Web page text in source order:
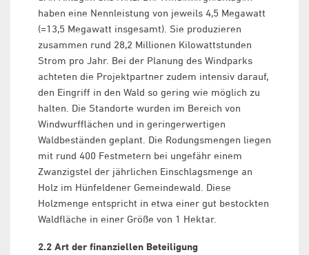
haben eine Nennleistung von jeweils 4,5 Megawatt
(=13,5 Megawatt insgesamt). Sie produzieren
zusammen rund 28,2 Millionen Kilowattstunden
Strom pro Jahr. Bei der Planung des Windparks
achteten die Projektpartner zudem intensiv darauf,
den Eingriff in den Wald so gering wie möglich zu
halten. Die Standorte wurden im Bereich von
Windwurfflächen und in geringerwertigen
Waldbeständen geplant. Die Rodungsmengen liegen
mit rund 400 Festmetern bei ungefähr einem
Zwanzigstel der jährlichen Einschlagsmenge an
Holz im Hünfeldener Gemeindewald. Diese
Holzmenge entspricht in etwa einer gut bestockten
Waldfläche in einer Größe von 1 Hektar.
2.2 Art der finanziellen Beteiligung